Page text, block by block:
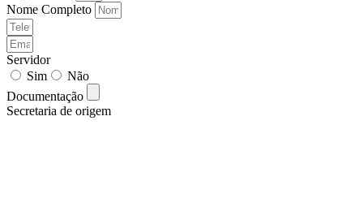
Nome Completo
Servidor
Sim
Não
Documentação
Secretaria de origem